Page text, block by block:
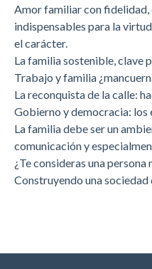
Amor familiar con
indispensables para la
el carácter.
La familia sostenible, clave
Trabajo y familia
La reconquista de la calle:
Gobierno y democracia: los
La familia debe ser un
comunicación y
¿Te consideras una persona
Construyendo una sociedad